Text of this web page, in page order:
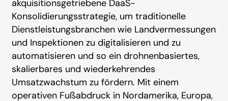
akquisitionsgetriebene DaaS-
Konsolidierungsstrategie, um traditionelle
Dienstleistungsbranchen wie Landvermessungen
und Inspektionen zu digitalisieren und zu
automatisieren und so ein drohnenbasiertes,
skalierbares und wiederkehrendes
Umsatzwachstum zu fördern. Mit einem
operativen Fußabdruck in Nordamerika, Europa,